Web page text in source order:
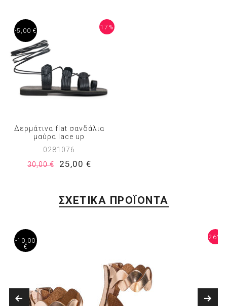
17%
-5,00 €
Δερμάτινα flat σανδάλια
μαύρα lace up
0281076
30,00 €
25,00 €
ΣΧΕΤΙΚΑ ΠΡΟΪΟΝΤΑ
26%
-10,00
€